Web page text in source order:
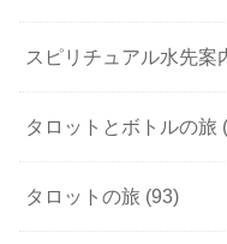
スピリチュアル水先案
タロットとボトルの旅
タロットの旅 (93)